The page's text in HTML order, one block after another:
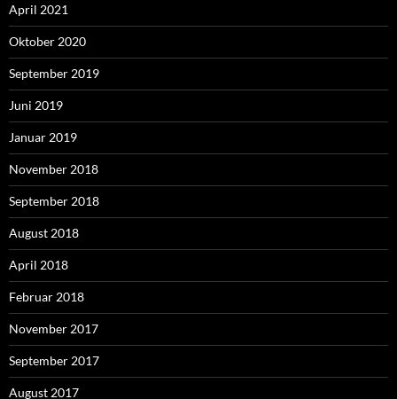
April 2021
Oktober 2020
September 2019
Juni 2019
Januar 2019
November 2018
September 2018
August 2018
April 2018
Februar 2018
November 2017
September 2017
August 2017